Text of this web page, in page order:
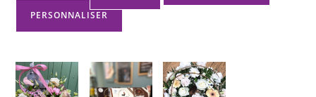
PERSONNALISER